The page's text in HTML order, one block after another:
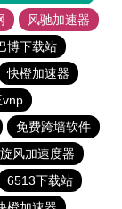
风驰加速器
博下载站
快橙加速器
vnp
免费跨墙软件
旋风加速度器
6513下载站